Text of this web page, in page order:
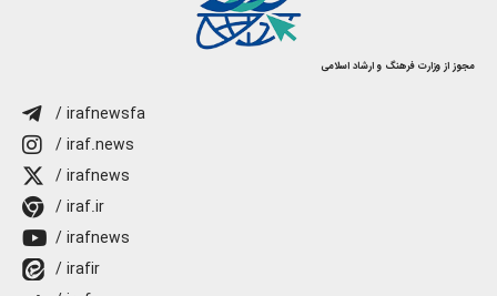
مجوز از وزارت فرهنگ و ارشاد اسلامی
/ irafnewsfa
/ iraf.news
/ irafnews
/ iraf.ir
/ irafnews
/ irafir